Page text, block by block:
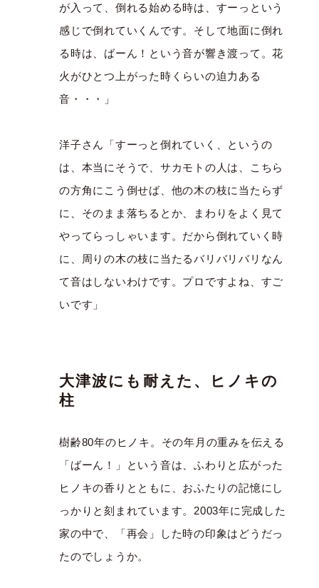
が入って、倒れる始める時は、すーっという
感じで倒れていくんです。そして地面に倒れ
る時は、ばーん！という音が響き渡って。花
火がひとつ上がった時くらいの迫力ある
音・・・」
洋子さん「すーっと倒れていく、というの
は、本当にそうで、サカモトの人は、こちら
の方角にこう倒せば、他の木の枝に当たらず
に、そのまま落ちるとか、まわりをよく見て
やってらっしゃいます。だから倒れていく時
に、周りの木の枝に当たるバリバリバリなん
て音はしないわけです。プロですよね、すご
いです」
大津波にも耐えた、ヒノキの
柱
樹齢80年のヒノキ。その年月の重みを伝える
「ばーん！」という音は、ふわりと広がった
ヒノキの香りとともに、おふたりの記憶にし
っかりと刻まれています。 2003年に完成した
家の中で、「再会」した時の印象はどうだっ
たのでしょうか。